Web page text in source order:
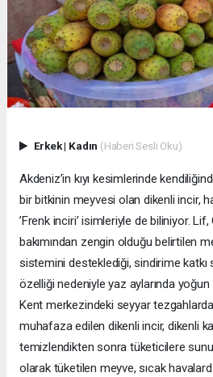
Erkek| Kadın (Haberi Sesli Oku)
Akdeniz’in kıyı kesimlerinde
bir bitkinin meyvesi olan dikenli incir,
’Frenk inciri’ isimleriyle de biliniyor.
bakımından zengin olduğu belirtilen
sistemini desteklediği, sindirime katkı
özelliği nedeniyle yaz aylarında
Kent merkezindeki seyyar
muhafaza edilen dikenli incir, dikenli
temizlendikten sonra tüketicilere
olarak tüketilen meyve, sıcak